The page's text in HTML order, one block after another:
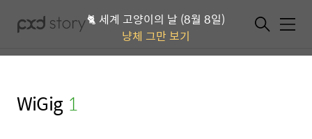
🐈 세계 고양이의 날 (8월 8일)
냥체 그만 보기
메뉴
WiGig (1)